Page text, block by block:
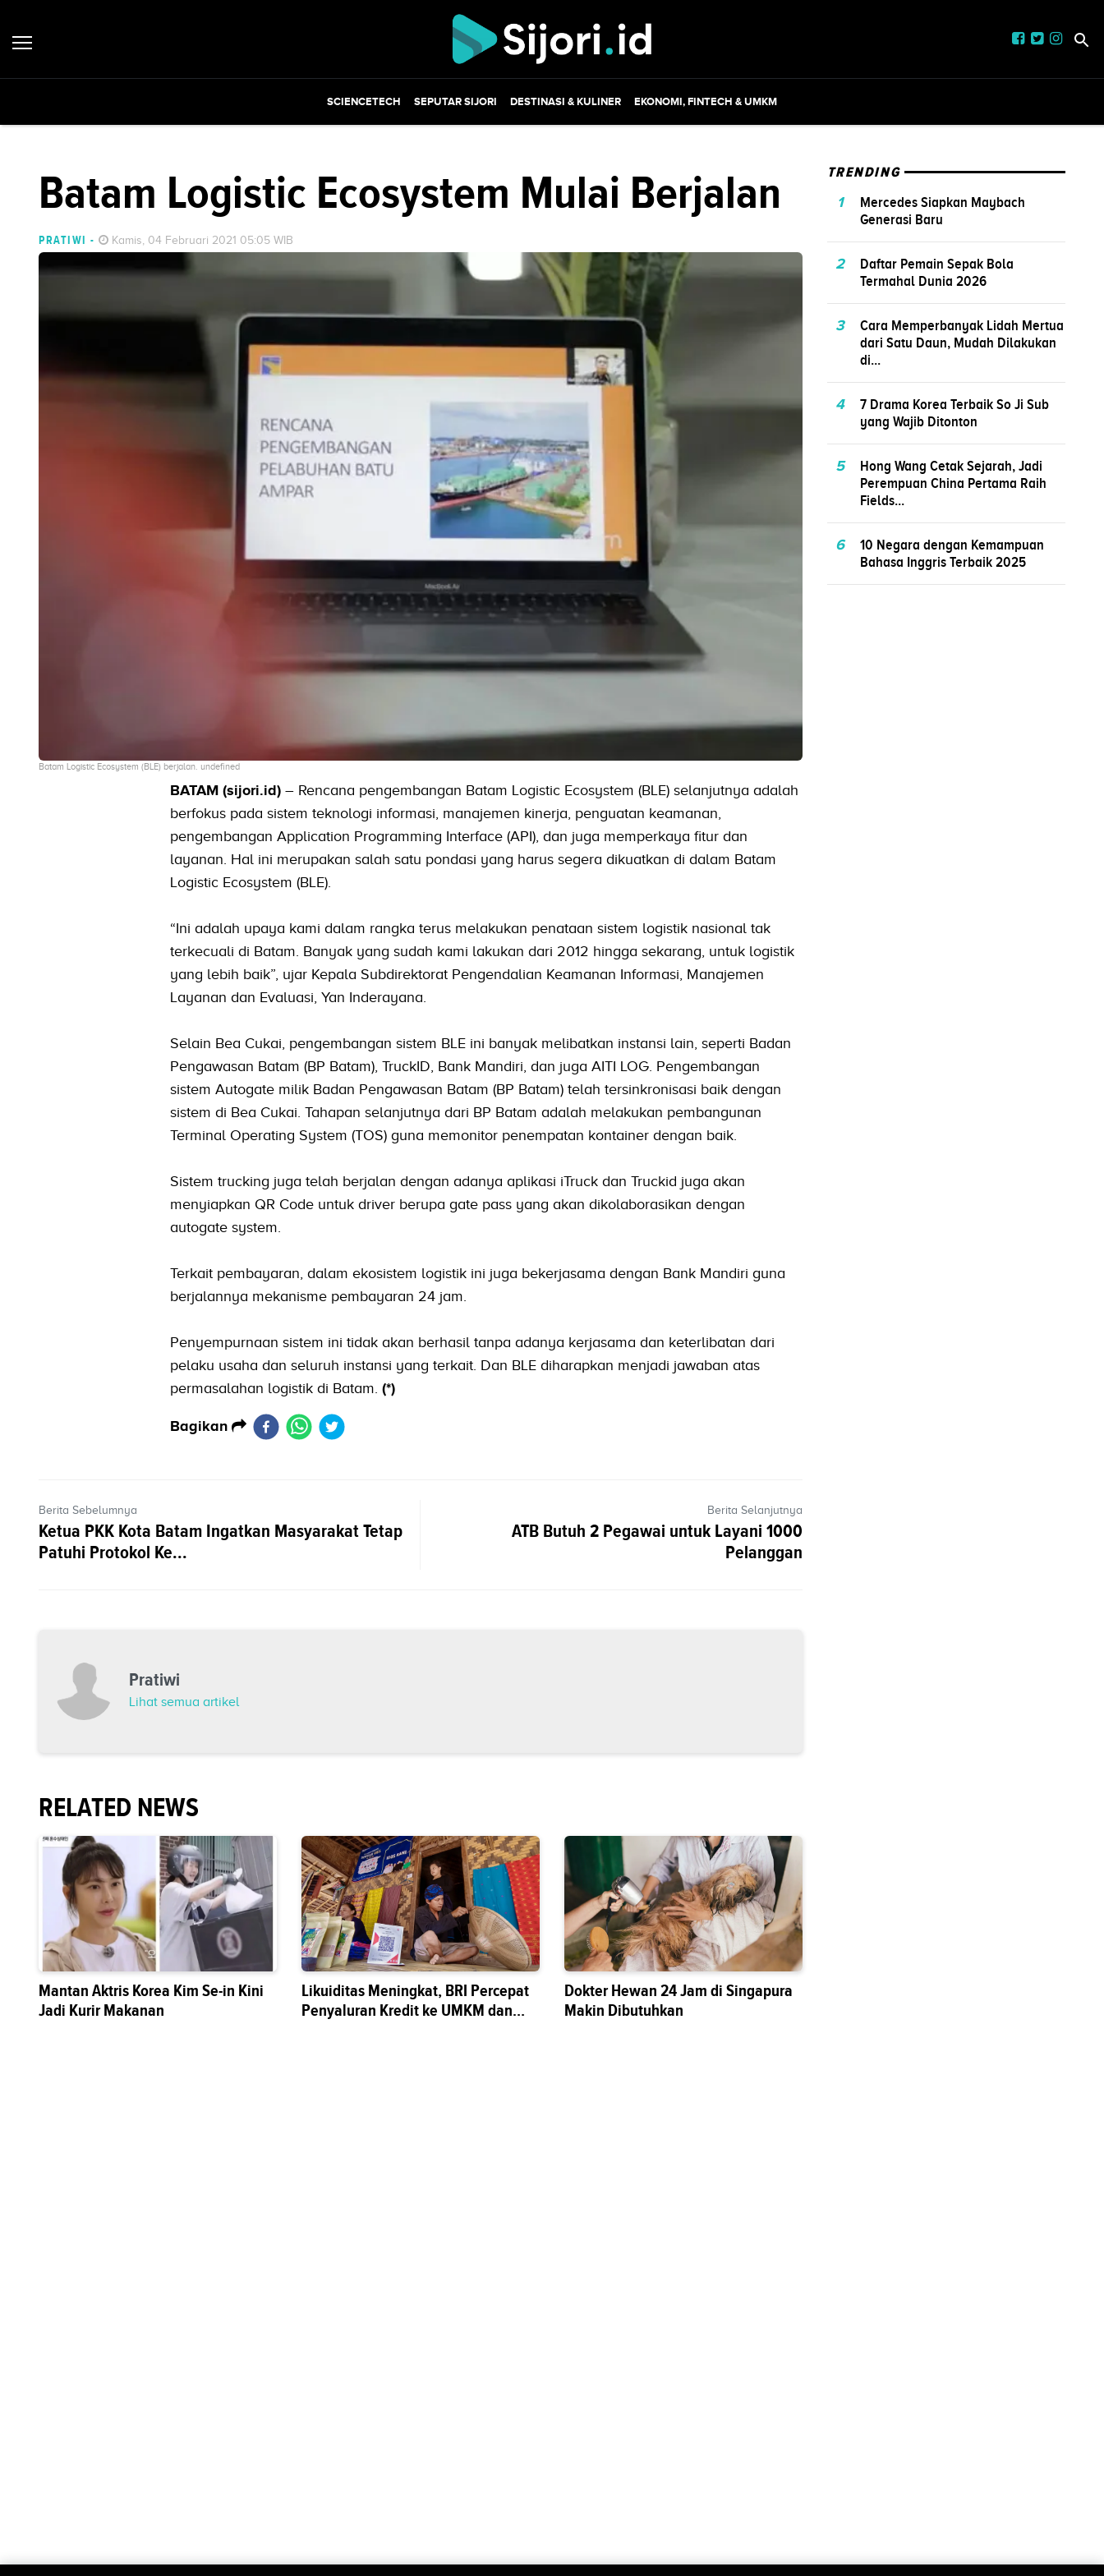
SCIENCETECH SEPUTAR SIJORI DESTINASI & KULINER EKONOMI, FINTECH & UMKM
Batam Logistic Ecosystem Mulai Berjalan
PRATIWI - Kamis, 04 Februari 2021 05:05 WIB
Batam Logistic Ecosystem (BLE) berjalan. undefined
BATAM (sijori.id)– Rencana pengembangan Batam Logistic Ecosystem (BLE) selanjutnya adalah
berfokus pada sistem teknologi informasi, manajemen kinerja, penguatan keamanan,
pengembangan Application Programming Interface (API), dan juga memperkaya fitur dan
layanan. Hal ini merupakan salah satu pondasi yang harus segera dikuatkan di dalam Batam
Logistic Ecosystem (BLE).
“Ini adalah upaya kami dalam rangka terus melakukan penataan sistem logistik nasional tak
terkecuali di Batam. Banyak yang sudah kami lakukan dari 2012 hingga sekarang, untuk logistik
yang lebih baik”, ujar Kepala Subdirektorat Pengendalian Keamanan Informasi, Manajemen
Layanan dan Evaluasi, Yan Inderayana.
Selain Bea Cukai, pengembangan sistem BLE ini banyak melibatkan instansi lain, seperti Badan
Pengawasan Batam (BP Batam), TruckID, Bank Mandiri, dan juga AITI LOG. Pengembangan
sistem Autogate milik Badan Pengawasan Batam (BP Batam) telah tersinkronisasi baik dengan
sistem di Bea Cukai. Tahapan selanjutnya dari BP Batam adalah melakukan pembangunan
Terminal Operating System (TOS) guna memonitor penempatan kontainer dengan baik.
Sistem trucking juga telah berjalan dengan adanya aplikasi iTruck dan Truckid juga akan
menyiapkan QR Code untuk driver berupa gate pass yang akan dikolaborasikan dengan
autogate system.
Terkait pembayaran, dalam ekosistem logistik ini juga bekerjasama dengan Bank Mandiri guna
berjalannya mekanisme pembayaran 24 jam.
Penyempurnaan sistem ini tidak akan berhasil tanpa adanya kerjasama dan keterlibatan dari
pelaku usaha dan seluruh instansi yang terkait. Dan BLE diharapkan menjadi jawaban atas
permasalahan logistik di Batam. (*)
Bagikan
Berita Sebelumnya
Ketua PKK Kota Batam Ingatkan Masyarakat Tetap
Patuhi Protokol Ke...
Berita Selanjutnya
ATB Butuh 2 Pegawai untuk Layani 1000
Pelanggan
Pratiwi
Lihat semua artikel
RELATED NEWS
Mantan Aktris Korea Kim Se-in Kini
Jadi Kurir Makanan
Likuiditas Meningkat, BRI Percepat
Penyaluran Kredit ke UMKM dan
Dokter Hewan 24 Jam di Singapura
Makin Dibutuhkan
TRENDING
1
Mercedes Siapkan Maybach
Generasi Baru
2
Daftar Pemain Sepak Bola
Termahal Dunia 2026
3
Cara Memperbanyak Lidah Mertua
dari Satu Daun, Mudah Dilakukan
di...
4
7 Drama Korea Terbaik So Ji Sub
yang Wajib Ditonton
5
Hong Wang Cetak Sejarah, Jadi
Perempuan China Pertama Raih
Fields...
6
10 Negara dengan Kemampuan
Bahasa Inggris Terbaik 2025